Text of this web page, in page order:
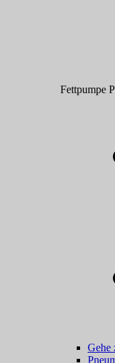
Fettpumpe
Gehe